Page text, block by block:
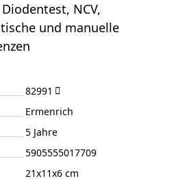
NCV,
und manuelle
82991
Ermenrich
5 Jahre
5905555017709
21x11x6 cm